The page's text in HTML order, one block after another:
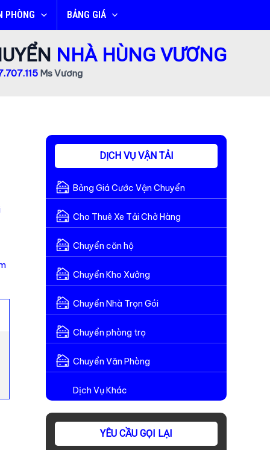
PHÒNG BẢNG GIÁ
NHÀ HÙNG VƯƠNG
Ms Vương
DỊCH VỤ VẬN TẢI
Bảng Giá Cước Vận Chuyển
Cho Thuê Xe Tải Chở Hàng
Chuyển căn hộ
Chuyển Kho Xưởng
Chuyển Nhà Trọn Gói
Chuyển phòng trọ
Chuyển Văn Phòng
Dịch Vụ Khác
YÊU CẦU GỌI LẠI